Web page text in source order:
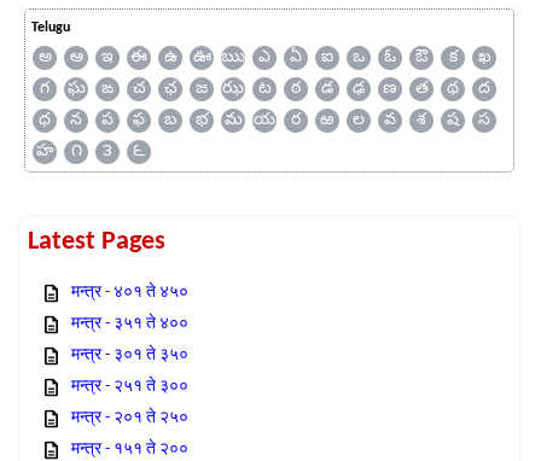
Telugu
అ ఆ ఇ ఈ ఉ ఊ ఋ ఎ ఏ ఐ ఒ ఓ ఔ క
ఖ
గ
ఘ ఙ చ ఛ జ ఝ ట ఠ డ ఢ ణ త థ
ద
ధ
న ప ఫ బ భ మ య ర ఱ ల వ శ ష
స
హ
౧ ౩ ౬
Latest Pages
मन्त्र - ४०१ ते ४५०
मन्त्र - ३५१ ते ४००
मन्त्र - ३०१ ते ३५०
मन्त्र - २५१ ते ३००
मन्त्र - २०१ ते २५०
मन्त्र - १५१ ते २००